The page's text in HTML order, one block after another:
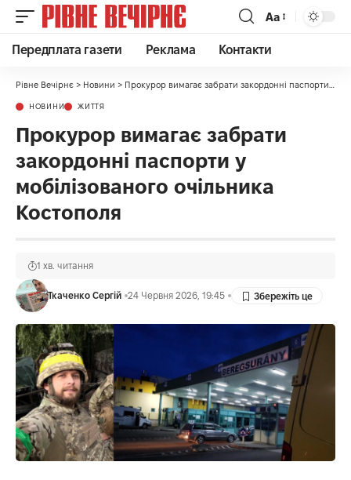
Аа
Передплата газети Реклама Контакти
Рівне Вечірнє > Новини > Прокурор вимагає забрати закордонні паспорти у мобілізованого очільника Костополя
НОВИНИ ЖИТТЯ
Прокурор вимагає забрати
закордонні паспорти у
мобілізованого очільника
Костополя
Ткаченко Сергій 24 Червня 2026, 19:45
1 хв. читання